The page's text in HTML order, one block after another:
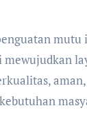
mutu